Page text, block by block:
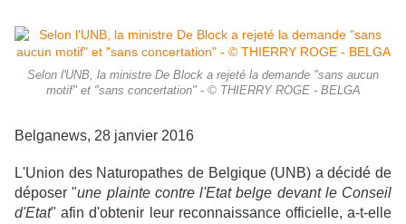
Selon l'UNB, la ministre De Block a rejeté la demande "sans aucun
motif" et "sans concertation" - © THIERRY ROGE - BELGA
Belganews, 28 janvier 2016
L'Union des Naturopathes de Belgique (UNB) a décidé de
déposer "une plainte contre l'Etat belge devant le Conseil
d'Etat" afin d'obtenir leur reconnaissance officielle, a-t-elle